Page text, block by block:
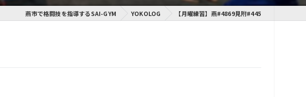
通信制高校学習センター
燕市で格闘技を指導するSAI-GYM YOKOLOG 【月曜練習】燕#4869見附#445